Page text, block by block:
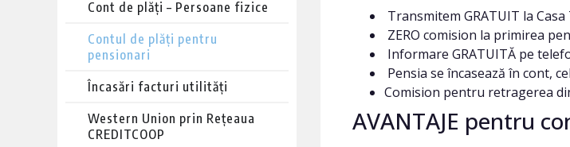
Cont de plăți – Persoane fizice
Contul de plăți pentru
pensionari
Încasări facturi utilități
Western Union prin Rețeaua
CREDITCOOP
Transmitem GRATUIT la
ZERO comision la primirea
Informare GRATUITĂ pe
Pensia se încasează în cont,
Comision pentru retragerea
AVANTAJE pentru